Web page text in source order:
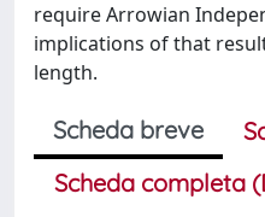
require Arrowian
implications of that
length.
Scheda breve
Scheda completa